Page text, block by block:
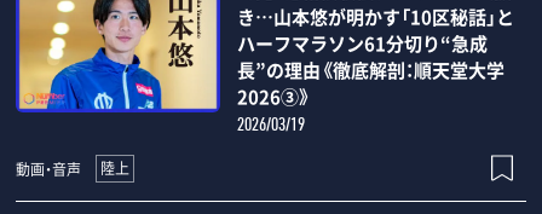
き…山本悠が明かす「10区秘話」と
ハーフマラソン61分切り“急成
長”の理由《徹底解剖：順天堂大学
2026③》
2026/03/19
動画・音声 陸上